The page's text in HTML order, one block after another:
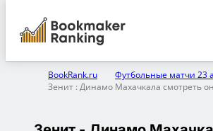
BookRank.ru
Футбольные матчи 23
Зенит : Динамо Махачкала смотреть